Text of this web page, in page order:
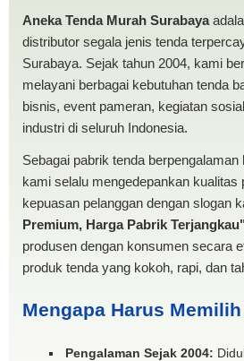
Aneka Tenda Murah Surabaya
distributor segala jenis tenda
Surabaya. Sejak tahun 2004, kami
melayani berbagai kebutuhan tenda
bisnis, event pameran, kegiatan
industri di seluruh Indonesia.
Sebagai pabrik tenda berpengalaman
kami selalu mengedepankan kualitas
kepuasan pelanggan dengan slogan
Premium, Harga Pabrik Terjangkau"
produsen dengan konsumen secara
produk tenda yang kokoh, rapi, dan
Mengapa Harus
Pengalaman Sejak 2004: